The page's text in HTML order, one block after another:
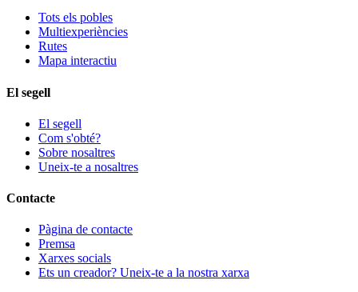
Tots els pobles
Multiexperiències
Rutes
Mapa interactiu
El segell
El segell
Com s'obté?
Sobre nosaltres
Uneix-te a nosaltres
Contacte
Pàgina de contacte
Premsa
Xarxes socials
Ets un creador? Uneix-te a la nostra xarxa